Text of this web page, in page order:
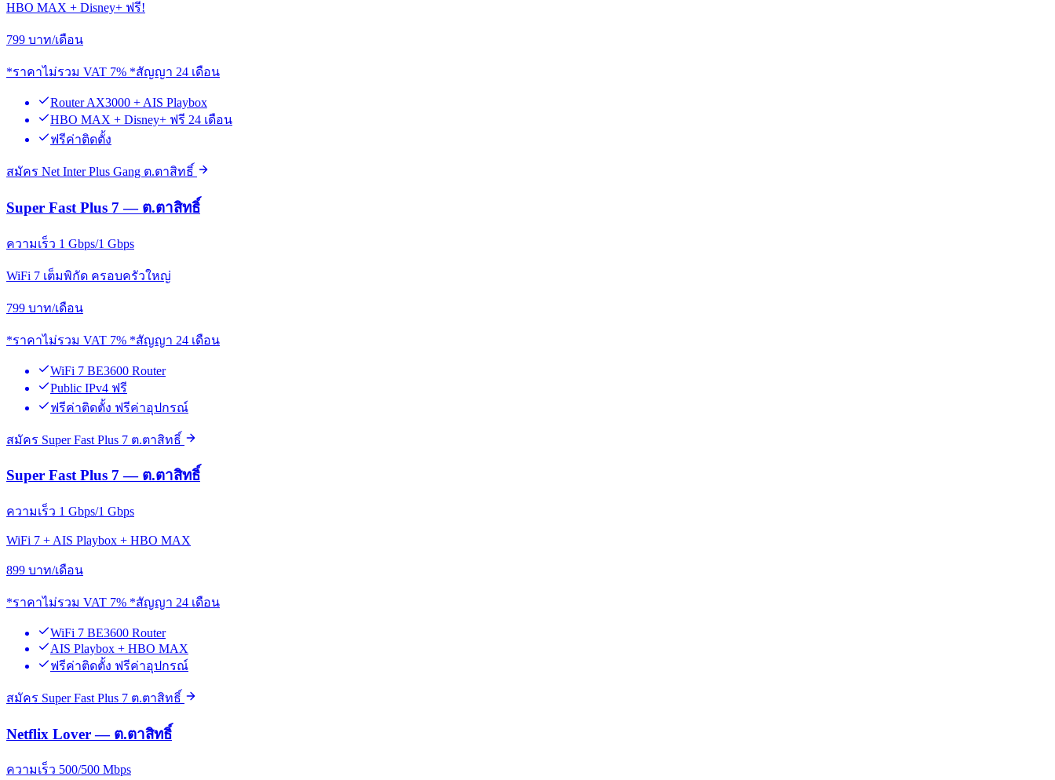
HBO MAX + Disney+ ฟรี!
799 บาท/เดือน
*ราคาไม่รวม VAT 7% *สัญญา 24 เดือน
Router AX3000 + AIS Playbox
HBO MAX + Disney+ ฟรี 24 เดือน
ฟรีค่าติดตั้ง
สมัคร Net Inter Plus Gang ต.ตาสิทธิ์
Super Fast Plus 7 — ต.ตาสิทธิ์
ความเร็ว 1 Gbps/1 Gbps
WiFi 7 เต็มพิกัด ครอบครัวใหญ่
799 บาท/เดือน
*ราคาไม่รวม VAT 7% *สัญญา 24 เดือน
WiFi 7 BE3600 Router
Public IPv4 ฟรี
ฟรีค่าติดตั้ง ฟรีค่าอุปกรณ์
สมัคร Super Fast Plus 7 ต.ตาสิทธิ์
Super Fast Plus 7 — ต.ตาสิทธิ์
ความเร็ว 1 Gbps/1 Gbps
WiFi 7 + AIS Playbox + HBO MAX
899 บาท/เดือน
*ราคาไม่รวม VAT 7% *สัญญา 24 เดือน
WiFi 7 BE3600 Router
AIS Playbox + HBO MAX
ฟรีค่าติดตั้ง ฟรีค่าอุปกรณ์
สมัคร Super Fast Plus 7 ต.ตาสิทธิ์
Netflix Lover — ต.ตาสิทธิ์
ความเร็ว 500/500 Mbps